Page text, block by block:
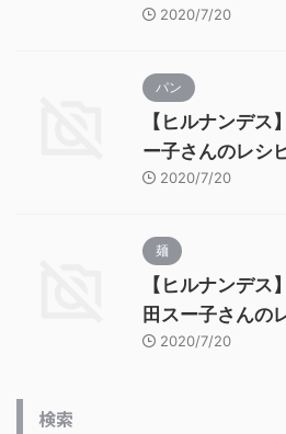
2020/7/20
パン
【ヒルナンデス
ー子さんのレシピ
2020/7/20
麺
【ヒルナンデス
田スー子さんの
2020/7/20
検索